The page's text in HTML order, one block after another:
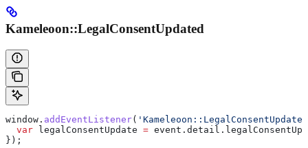
Kameleoon::LegalConsentUpdated
window . addEventListener(
  var
legalConsentUpdate = event . detail .
});